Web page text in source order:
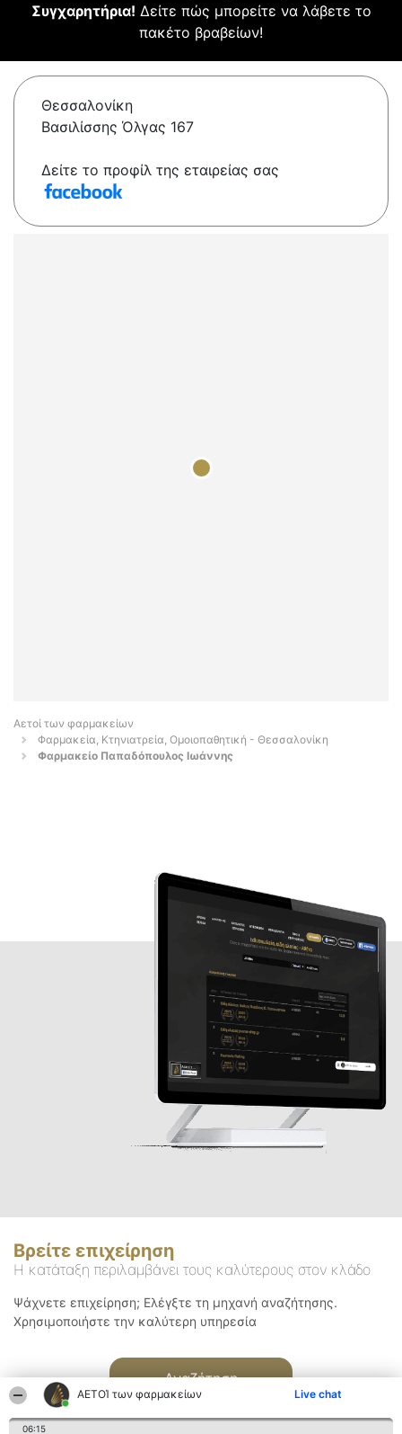
ΑΕΤΟΊ των φαρμακείων Live chat
06:15
Συγχαρητήρια! Δείτε πώς μπορείτε να λάβετε το
πακέτο βραβείων!
Θεσσαλονίκη
Βασιλίσσης Όλγας 167
Δείτε το προφίλ της εταιρείας σας
Αετοί των φαρμακείων
Φαρμακεία, Κτηνιατρεία, Ομοιοπαθητική - Θεσσαλονίκη
Φαρμακείο Παπαδόπουλος Ιωάννης
Βρείτε επιχείρηση
Η κατάταξη περιλαμβάνει τους καλύτερους στον κλάδο
Ψάχνετε επιχείρηση; Ελέγξτε τη μηχανή αναζήτησης.
Χρησιμοποιήστε την καλύτερη υπηρεσία
Αναζήτηση